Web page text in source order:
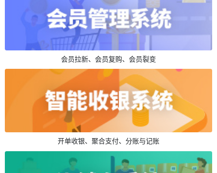
会员拉新、会员复购、会员裂变
开单收银、聚合支付、分账与记账